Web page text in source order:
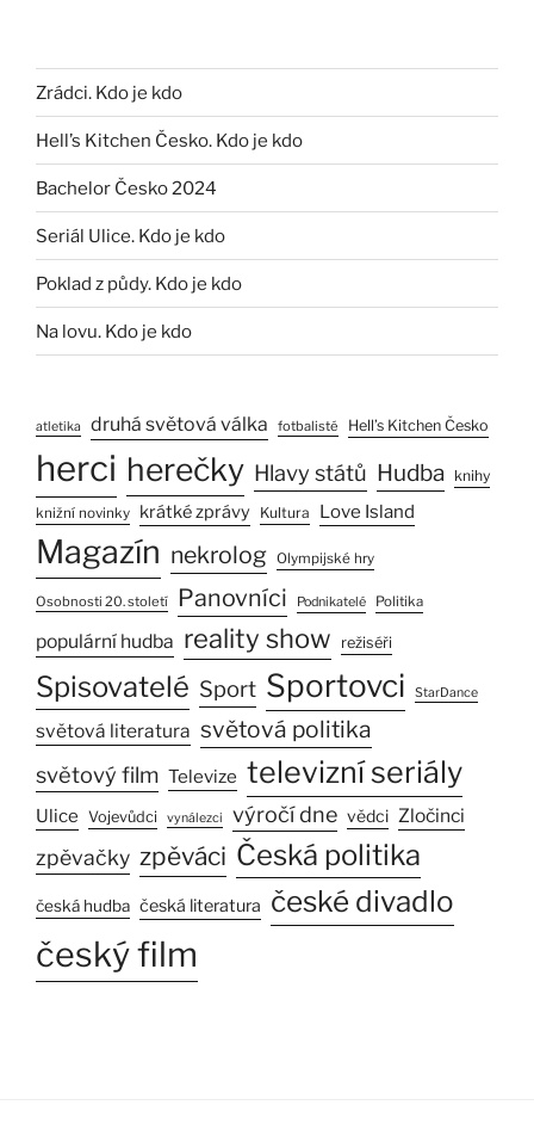
Zrádci. Kdo je kdo
Hell’s Kitchen Česko. Kdo je kdo
Bachelor Česko 2024
Seriál Ulice. Kdo je kdo
Poklad z půdy. Kdo je kdo
Na lovu. Kdo je kdo
atletika druhá světová válka fotbalisté Hell’s Kitchen Česko
herci herečky Hlavy států Hudba knihy
knižní novinky krátké zprávy Kultura Love Island
Magazín nekrolog Olympijské hry
Osobnosti 20. století Panovníci Podnikatelé Politika
populární hudba reality show režiséři
Spisovatelé Sport Sportovci StarDance
světová literatura světová politika
světový film Televize televizní seriály
Ulice Vojevůdci vynálezci výročí dne vědci Zločinci
zpěvačky zpěváci Česká politika
česká hudba česká literatura české divadlo
český film